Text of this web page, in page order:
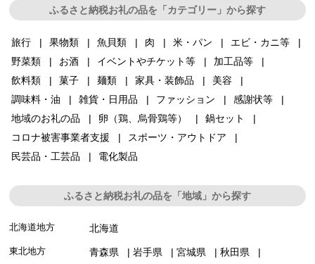
ふるさと納税お礼の品を「カテゴリー」から探す
旅行 果物類 魚貝類 肉 米・パン
エビ・カニ等
野菜類
お酒 イベントやチケット等
加工品等
飲料類
菓子 麺類 家具・装飾品
美容
調味料・油
雑貨・日用品 ファッション
感謝状等
地域のお礼の品
卵（鶏、烏骨鶏等）
鍋セット
コロナ被害事業者支援
スポーツ・アウトドア
民芸品・工芸品
電化製品
ふるさと納税お礼の品を「地域」から探す
北海道地方 北海道
東北地方 青森県 岩手県 宮城県
秋田県